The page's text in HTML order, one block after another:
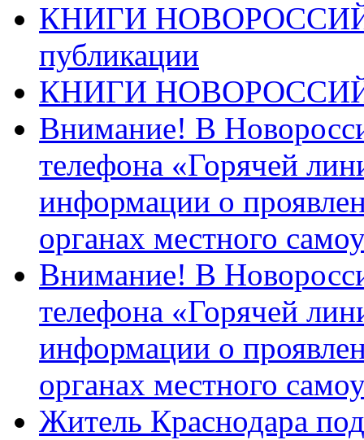
КНИГИ
публикации
КНИГИ
Внимание! В
телефона «Горячей
информации о
органах местного
Внимание! В
телефона «Горячей
информации о
органах местного
Житель Краснодара